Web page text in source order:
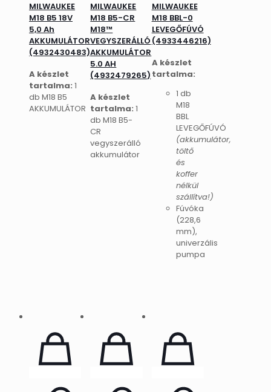
MILWAUKEE
M18 B5 18V
5,0 Ah
AKKUMULÁTOR
(4932430483)
A készlet
tartalma: 1
db M18 B5
AKKUMULÁTOR
MILWAUKEE
M18 B5-CR
M18™
VEGYSZERÁLLÓ
AKKUMULÁTOR
5.0 AH
(4932479265)
A készlet
tartalma: 1
db M18 B5-
CR
vegyszerálló
akkumulátor
MILWAUKEE
M18 BBL-0
LEVEGŐFÚVÓ
(4933446216)
A készlet
tartalma:
1 db
M18
BBL
LEVEGŐFÚVÓ
(akkumulátor,
töltő
és
koffer
nélkül
szállítva!)
Fúvóka
(228,6
mm),
univerzális
pumpa